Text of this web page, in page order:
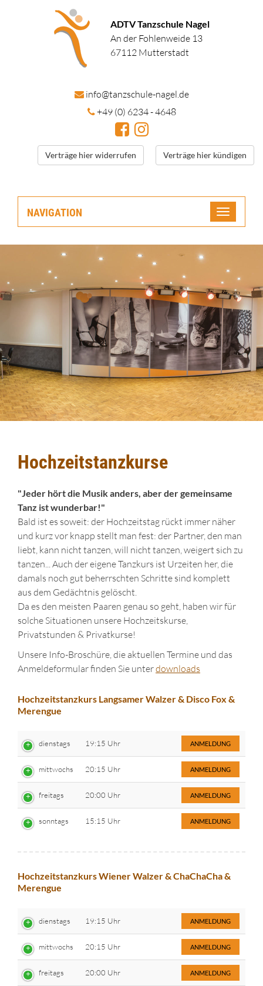
ADTV Tanzschule Nagel
An der Fohlenweide 13
67112 Mutterstadt
info@tanzschule-nagel.de
+49 (0) 6234 - 4648
Verträge hier widerrufen Verträge hier kündigen
NAVIGATION
Toggle
Hochzeitstanzkurse
"Jeder hört die Musik anders, aber der gemeinsame
Tanz ist wunderbar!"
Bald ist es soweit: der Hochzeitstag rückt immer näher
und kurz vor knapp stellt man fest: der Partner, den man
liebt, kann nicht tanzen, will nicht tanzen, weigert sich zu
tanzen... Auch der eigene Tanzkurs ist Urzeiten her, die
damals noch gut beherrschten Schritte sind komplett
aus dem Gedächtnis gelöscht.
Da es den meisten Paaren genau so geht, haben wir für
solche Situationen unsere Hochzeitskurse,
Privatstunden & Privatkurse!
Unsere Info-Broschüre, die aktuellen Termine und das
Anmeldeformular finden Sie unterdownloads
Hochzeitstanzkurs Langsamer Walzer & Disco Fox &
Merengue
dienstags 19:15 Uhr ANMELDUNG
mittwochs 20:15 Uhr ANMELDUNG
freitags 20:00 Uhr ANMELDUNG
sonntags 15:15 Uhr ANMELDUNG
Hochzeitstanzkurs Wiener Walzer & ChaChaCha &
Merengue
dienstags 19:15 Uhr ANMELDUNG
mittwochs 20:15 Uhr ANMELDUNG
freitags 20:00 Uhr ANMELDUNG